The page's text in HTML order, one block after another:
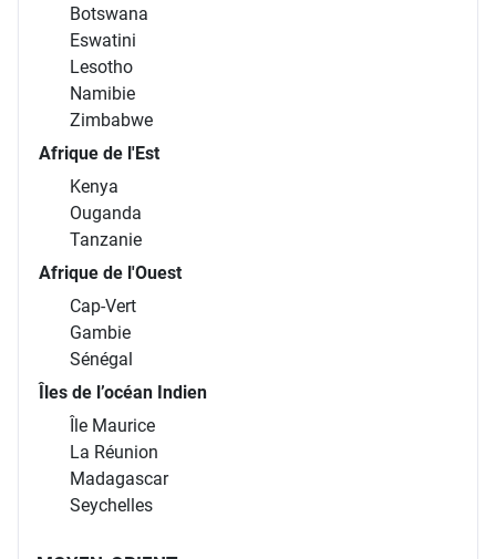
Botswana
Eswatini
Lesotho
Namibie
Zimbabwe
Afrique de l'Est
Kenya
Ouganda
Tanzanie
Afrique de l'Ouest
Cap-Vert
Gambie
Sénégal
Îles de l’océan Indien
Île Maurice
La Réunion
Madagascar
Seychelles